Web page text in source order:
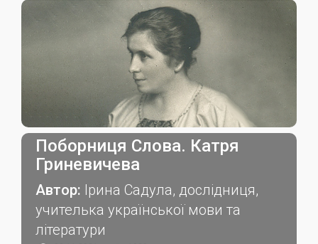
Поборниця Слова. Катря
Гриневичева
Автор: Ірина Садула, дослідниця,
учителька української мови та
літератури